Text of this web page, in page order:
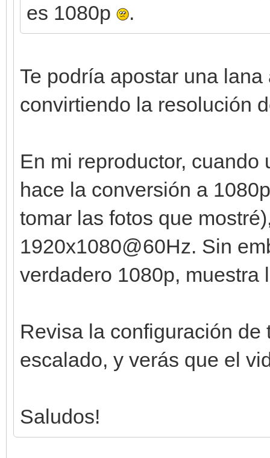
es 1080p
.
Te podría apostar una
convirtiendo la resolución
En mi reproductor,
hace la conversión a
tomar las fotos que
1920x1080@60Hz. Sin
verdadero 1080p,
Revisa la configuración
escalado, y verás que el
Saludos!